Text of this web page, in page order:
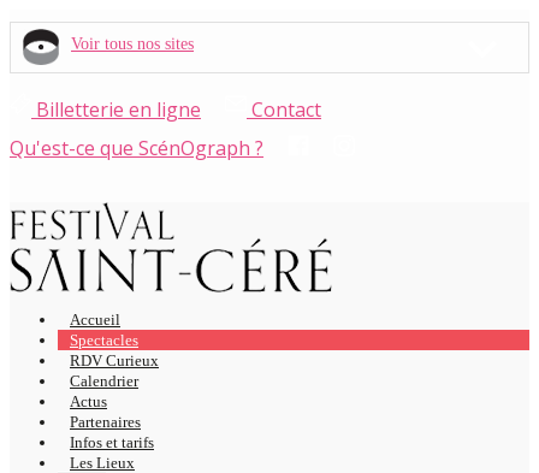
Voir tous nos sites
Billetterie en ligne
Contact
Qu'est-ce que ScénOgraph ?
Accueil
Spectacles
RDV Curieux
Calendrier
Actus
Partenaires
Infos et tarifs
Les Lieux